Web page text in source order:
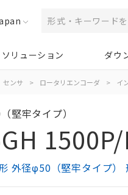
ソリューション ダウ
センサ > ロータリエンコーダ > イ
堅牢タイプ）
外径φ50（堅牢タイプ）